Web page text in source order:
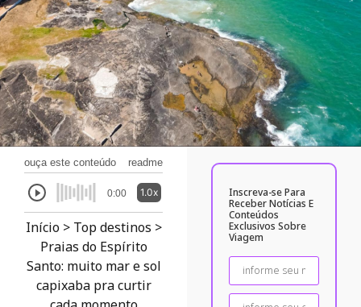
ouça este conteúdo readme
0:00 1.0x
Início> Top destinos >
Praias do Espírito
Santo: muito mar e sol
capixaba pra curtir
Inscreva-se Para
Receber Notícias E
Conteúdos
Exclusivos Sobre
Viagem